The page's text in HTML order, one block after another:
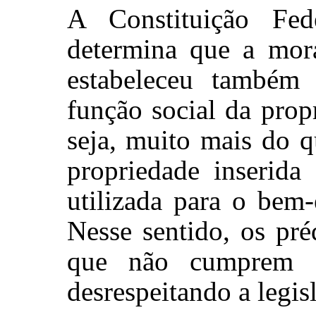
A Constituição
determina que a
estabeleceu
função social da
seja, muito mais do
propriedade
utilizada para o
Nesse sentido, os
que não cumprem
desrespeitando a